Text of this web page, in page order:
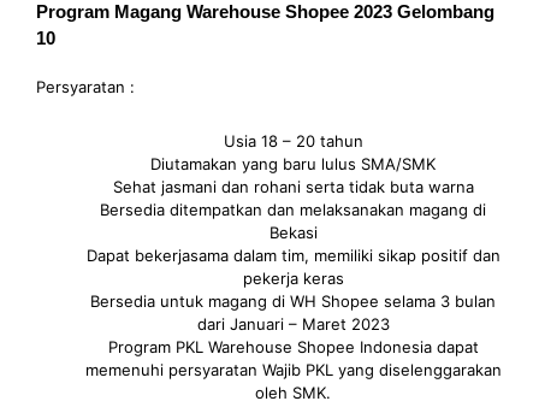
Program Magang Warehouse Shopee 2023 Gelombang
10
Persyaratan :
Usia 18 – 20 tahun
Diutamakan yang baru lulus SMA/SMK
Sehat jasmani dan rohani serta tidak buta warna
Bersedia ditempatkan dan melaksanakan magang di
Bekasi
Dapat bekerjasama dalam tim, memiliki sikap positif dan
pekerja keras
Bersedia untuk magang di WH Shopee selama 3 bulan
dari Januari – Maret 2023
Program PKL Warehouse Shopee Indonesia dapat
memenuhi persyaratan Wajib PKL yang diselenggarakan
oleh SMK.